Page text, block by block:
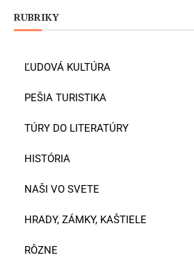
RUBRIKY
ĽUDOVÁ KULTÚRA
PEŠIA TURISTIKA
TÚRY DO LITERATÚRY
HISTÓRIA
NAŠI VO SVETE
HRADY, ZÁMKY, KAŠTIELE
RÔZNE